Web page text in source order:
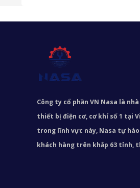
Công ty cổ phần VN Nasa là
thiết bị điện cơ, cơ khí số 1 tại
trong lĩnh vực này, Nasa tự
khách hàng trên khắp 63 tỉnh,